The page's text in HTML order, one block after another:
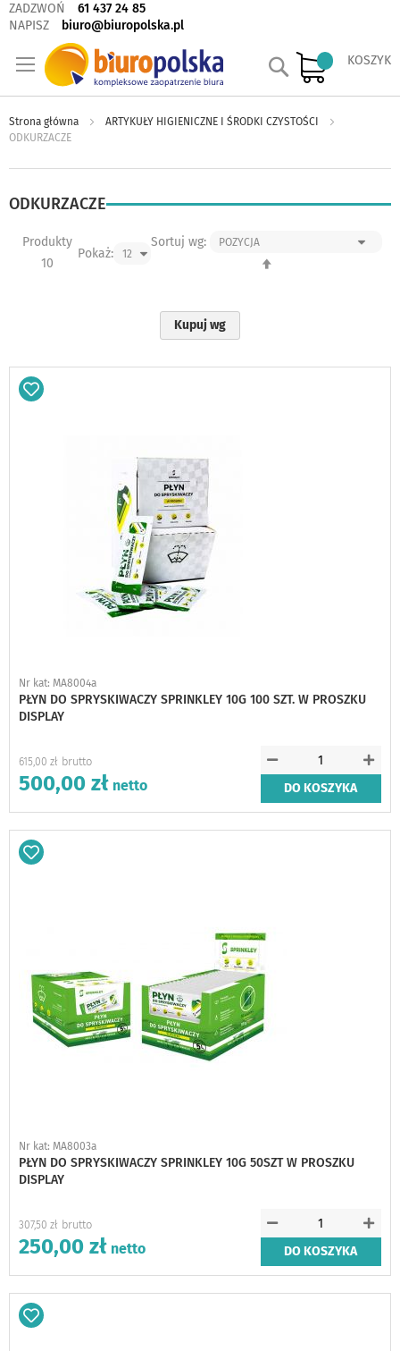
ZADZWOŃ
61 437 24 85
NAPISZ
biuro@biuropolska.pl
KOSZYK
Szukaj
Strona główna
ARTYKUŁY HIGIENICZNE I ŚRODKI CZYSTOŚCI
ODKURZACZE
ODKURZACZE
Produkty
10
Pokaż:
Sortuj wg:
Kupuj wg
Dodaj
Nr kat: MA8004a
PŁYN DO SPRYSKIWACZY SPRINKLEY 10G 100 SZT. W PROSZKU
DISPLAY
615,00 zł
500,00 zł DO KOSZYKA
Dodaj
Nr kat: MA8003a
PŁYN DO SPRYSKIWACZY SPRINKLEY 10G 50SZT W PROSZKU
DISPLAY
307,50 zł
250,00 zł DO KOSZYKA
Dodaj